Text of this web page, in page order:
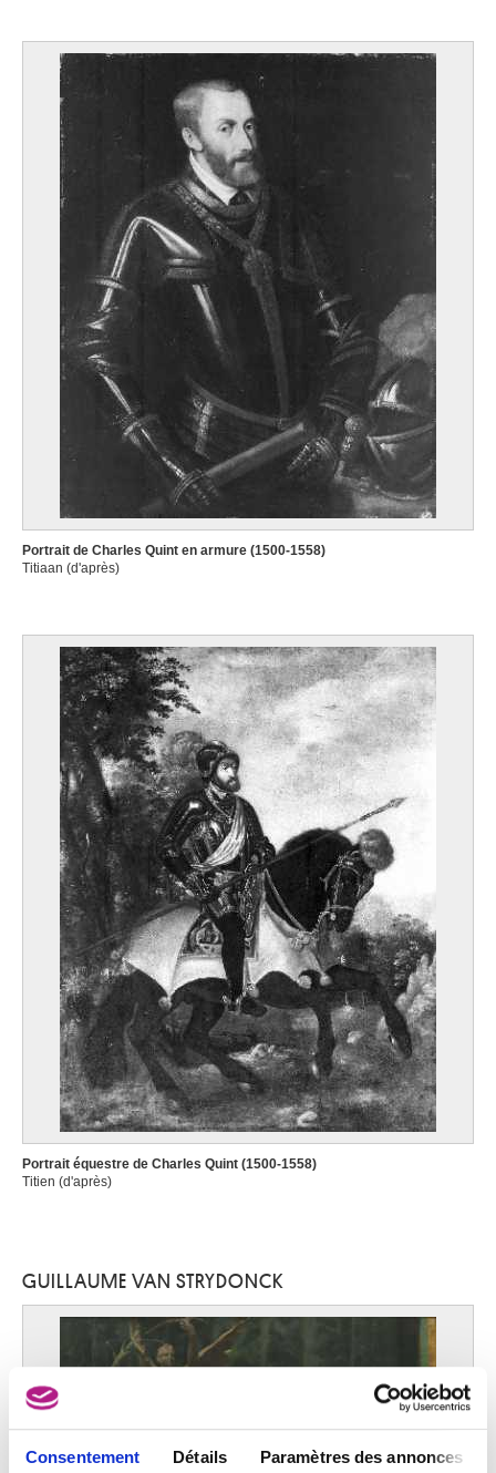
Consentement Détails Paramètres des annonces
Portrait de Charles Quint en armure (1500-1558)
Titiaan (d'après)
Portrait équestre de Charles Quint (1500-1558)
Titien (d'après)
GUILLAUME VAN STRYDONCK